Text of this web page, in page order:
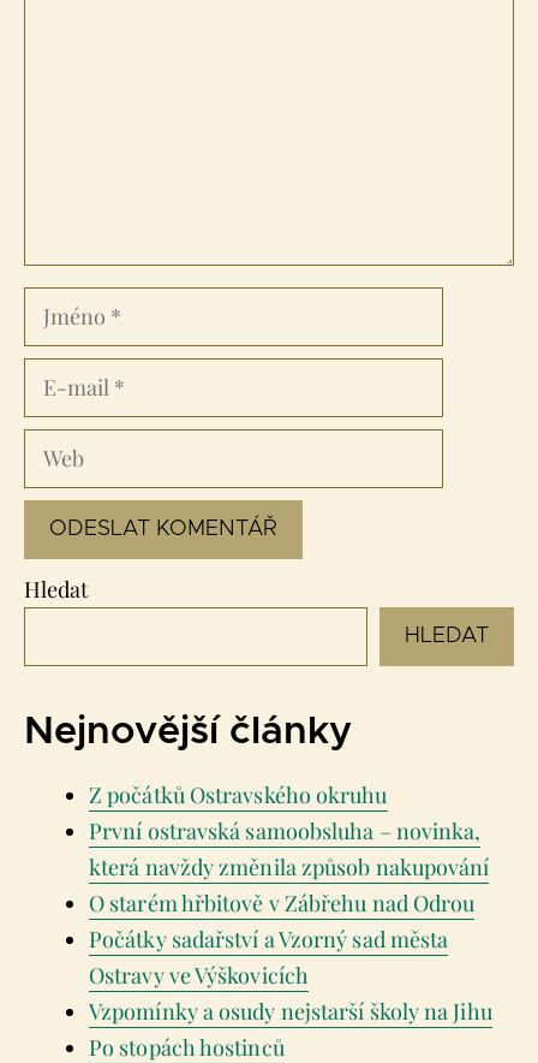
Jméno
E-
mail
Web
Hledat
HLEDAT
Nejnovější články
Z počátků Ostravského okruhu
První ostravská samoobsluha – novinka,
která navždy změnila způsob nakupování
O starém hřbitově v Zábřehu nad Odrou
Počátky sadařství a Vzorný sad města
Ostravy ve Výškovicích
Vzpomínky a osudy nejstarší školy na Jihu
Po stopách hostinců